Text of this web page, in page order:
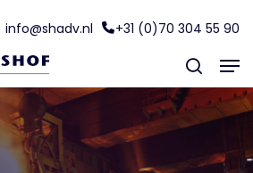
info@shadv.nl +31 (0)70 304 55 90
search